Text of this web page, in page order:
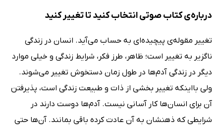
درباره‌ی کتاب صوتی انتخاب کنید تا تغییر کنید
تغییر مقوله‌ی پیچیده‌ای به حساب می‌آید. انسان در زندگی
ناگزیر به تغییر است؛ ظاهر، طرز فکر، شرایط زندگی و خیلی موارد
دیگر در زندگی آدم‌ها در طول زمان دستخوش تغییر می‌شوند.
ولی بااینکه تغییر بخشی از ذات و طبیعت زندگی است، پذیرفتن
آن برای انسان‌ها کار آسانی نیست. آدم‌ها دوست دارند در
شرایطی که ذهنشان به آن عادت کرده باقی بمانند. آن‌ها حتی